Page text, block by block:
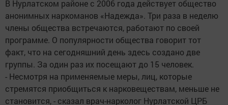
В Нурлатском районе с 2006 года действует общество
анонимных наркоманов «Надежда». Три раза в неделю
члены общества встречаются, работают по своей
программе. О популярности общества говорит тот
факт, что на сегодняшний день здесь создано две
группы. За один раз их посещают до 15 человек.
- Несмотря на применяемые меры, лиц, которые
стремятся приобщиться к нарковеществам, меньше не
становится, - сказал врач-нарколог Нурлатской ЦРБ